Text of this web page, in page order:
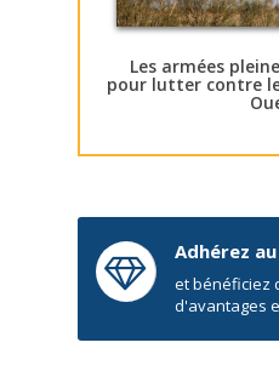
Les armées
pour lutter contre
Adhérez au
et bénéficiez
d'avantages